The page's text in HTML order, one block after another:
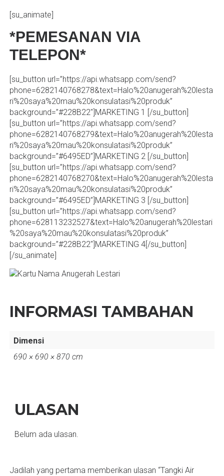
[su_animate]
*PEMESANAN VIA
TELEPON*
[su_button url=”https://api.whatsapp.com/send?
phone=6282140768278&text=Halo%20anugerah%20lesta
ri%20saya%20mau%20konsulatasi%20produk”
background=”#228B22″]MARKETING 1 [/su_button]
[su_button url=”https://api.whatsapp.com/send?
phone=6282140768279&text=Halo%20anugerah%20lesta
ri%20saya%20mau%20konsulatasi%20produk”
background=”#6495ED”]MARKETING 2 [/su_button]
[su_button url=”https://api.whatsapp.com/send?
phone=6282140768270&text=Halo%20anugerah%20lesta
ri%20saya%20mau%20konsulatasi%20produk”
background=”#6495ED”]MARKETING 3 [/su_button]
[su_button url=”https://api.whatsapp.com/send?
phone=628113232527&text=Halo%20anugerah%20lestari
%20saya%20mau%20konsulatasi%20produk”
background=”#228B22″]MARKETING 4[/su_button]
[/su_animate]
INFORMASI TAMBAHAN
Dimensi
690 × 690 × 870 cm
ULASAN
Belum ada ulasan.
Jadilah yang pertama memberikan ulasan “Tangki Air